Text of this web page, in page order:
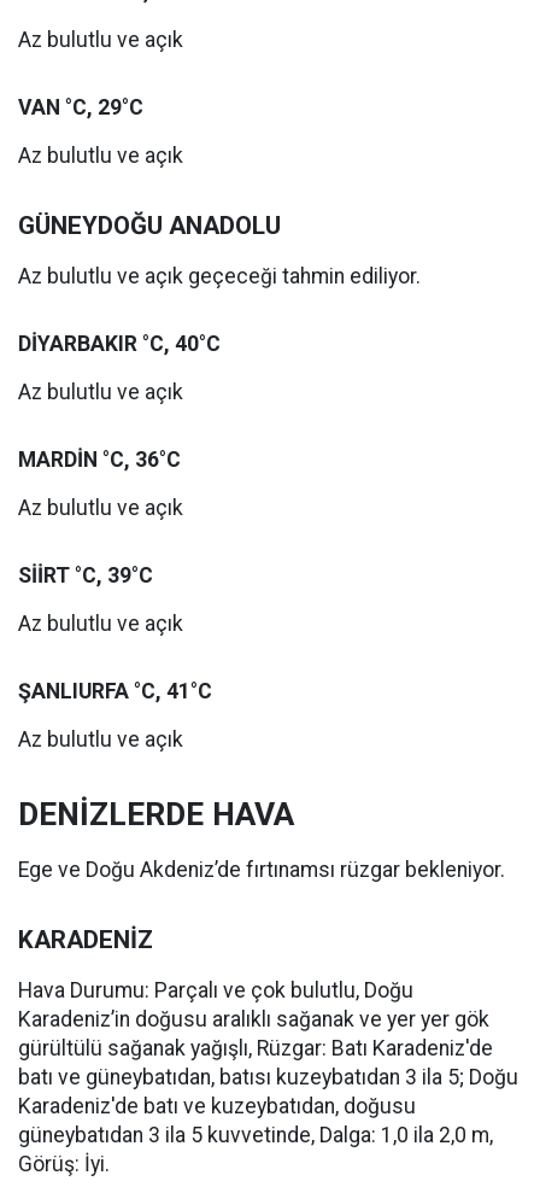
Az bulutlu ve açık
VAN °C, 29°C
Az bulutlu ve açık
GÜNEYDOĞU ANADOLU
Az bulutlu ve açık geçeceği tahmin ediliyor.
DİYARBAKIR °C, 40°C
Az bulutlu ve açık
MARDİN °C, 36°C
Az bulutlu ve açık
SİİRT °C, 39°C
Az bulutlu ve açık
ŞANLIURFA °C, 41°C
Az bulutlu ve açık
DENİZLERDE HAVA
Ege ve Doğu Akdeniz’de fırtınamsı rüzgar bekleniyor.
KARADENİZ
Hava Durumu: Parçalı ve çok bulutlu, Doğu
Karadeniz’in doğusu aralıklı sağanak ve yer yer gök
gürültülü sağanak yağışlı, Rüzgar: Batı Karadeniz'de
batı ve güneybatıdan, batısı kuzeybatıdan 3 ila 5; Doğu
Karadeniz'de batı ve kuzeybatıdan, doğusu
güneybatıdan 3 ila 5 kuvvetinde, Dalga: 1,0 ila 2,0 m,
Görüş: İyi.